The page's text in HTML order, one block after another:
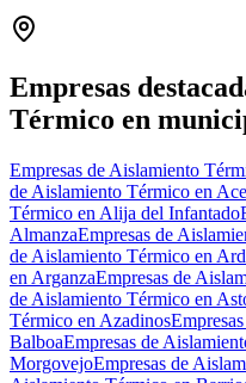
−
Empresas
Térmico en
Empresas de Aislamiento
de Aislamiento Térmico en
Térmico en Alija del Infantado
AlmanzaEmpresas de
de Aislamiento Térmico en
en ArganzaEmpresas de
de Aislamiento Térmico en
Térmico en Azadinos
BalboaEmpresas de
MorgovejoEmpresas de